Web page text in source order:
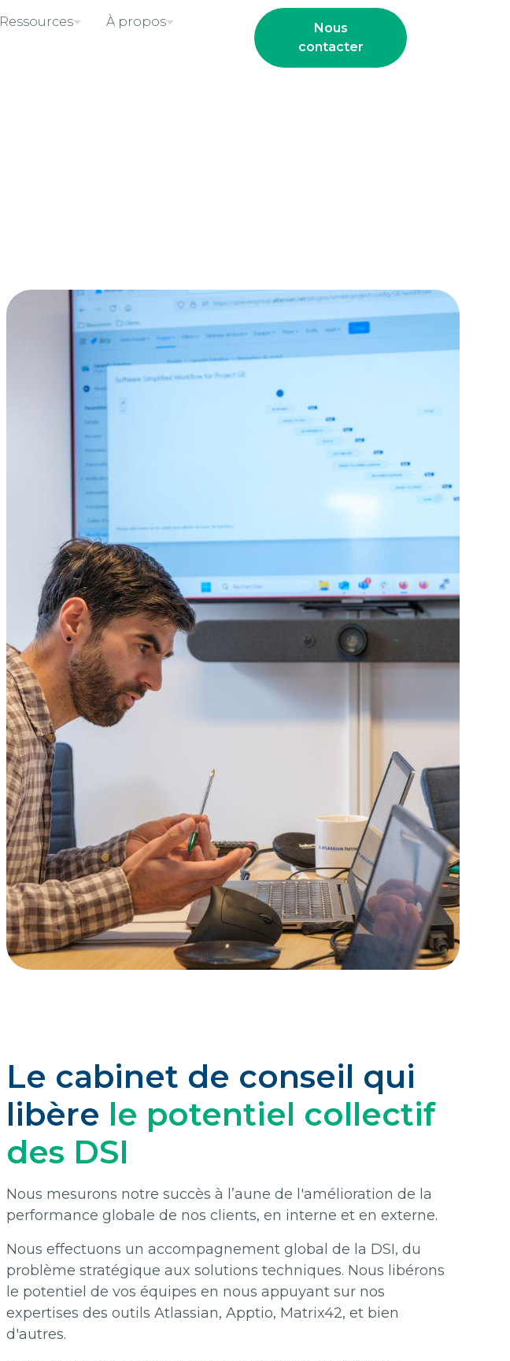
Ressources À propos
Nous
contacter
Le cabinet de conseil qui
libère le potentiel collectif
des DSI
Nous mesurons notre succès à l’aune de l'amélioration de la
performance globale de nos clients, en interne et en externe.
Nous effectuons un accompagnement global de la DSI, du
problème stratégique aux solutions techniques. Nous libérons
le potentiel de vos équipes en nous appuyant sur nos
expertises des outils Atlassian, Apptio, Matrix42, et bien
d'autres.